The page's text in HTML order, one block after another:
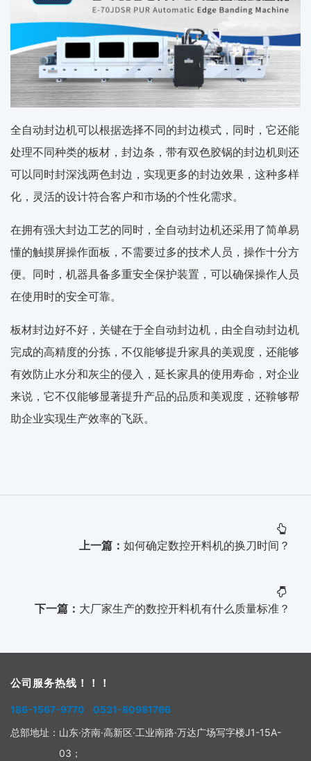
全自动封边机可以根据选择不同的封边模式，同时，它还能
处理不同种类的板材，封边条，带有双色胶锅的封边机则还
可以同时封深浅两色封边，实现更多的封边效果，这种多样
化，灵活的设计符合客户和市场的个性化需求。
在拥有强大封边工艺的同时，全自动封边机还采用了简单易
懂的触摸屏操作面板，不需要过多的技术人员，操作十分方
便。同时，机器具备多重安全保护装置，可以确保操作人员
在使用时的安全可靠。
板材封边好不好，关键在于全自动封边机，由全自动封边机
完成的高精度的分拣，不仅能够提升家具的美观度，还能够
有效防止水分和灰尘的侵入，延长家具的使用寿命，对企业
来说，它不仅能够显著提升产品的品质和美观度，还鞥够帮
助企业实现生产效率的飞跃。
上一篇： 如何确定数控开料机的换刀时间？
下一篇： 大厂家生产的数控开料机有什么质量标准？
公司服务热线！！！
186-1567-9770 0531-80981766
总部地址： 山东·济南·高新区·工业南路·万达广场写字楼J1-15A-
03；